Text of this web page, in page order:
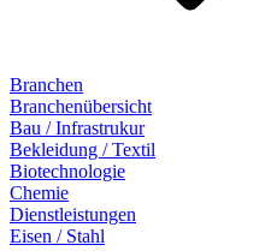
Branchen
Branchenübersicht
Bau / Infrastrukur
Bekleidung / Textil
Biotechnologie
Chemie
Dienstleistungen
Eisen / Stahl